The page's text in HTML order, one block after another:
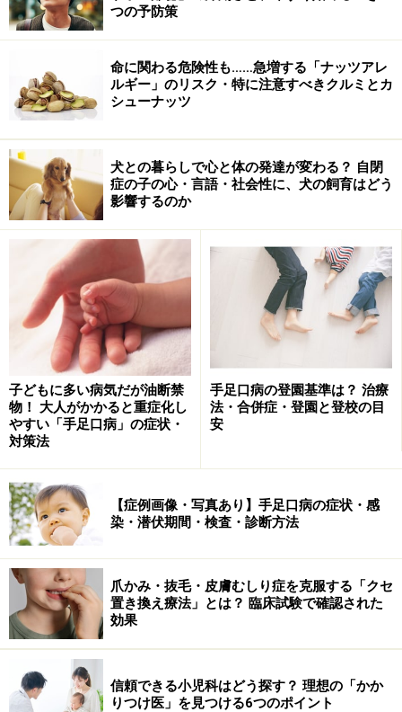
ところが、本来外敵でも何でもないアレルゲンが体の中
に入ったときに免疫系が「これは外敵？」と勘違いして
諸症状が起こるのがアレルギー反応です。この反応が起
こりやすい人をアレルギー体質、またはアトピー素因が
あるといいます。
アレルギーの起こり方
アトピー素因がある人が、全員必ずアレルギーを起こす
わけではありません。何度も繰り返しアレルゲンに接触
することによって、免疫系が「これは敵に違いない」と
誤って学習してしまい（この過程を「感作」といいま
す）、接触したときに症状が出るようになってしまうの
がアレルギーです。
この場合、「接触」とは、粘膜面などへの接触のことを
つの予防策
命に関わる危険性も……急増する「ナッツアレ
ルギー」のリスク・特に注意すべきクルミとカ
シューナッツ
犬との暮らしで心と体の発達が変わる？ 自閉
症の子の心・言語・社会性に、犬の飼育はどう
影響するのか
子どもに多い病気だが油断禁
物！ 大人がかかると重症化し
やすい「手足口病」の症状・
対策法
手足口病の登園基準は？ 治療
法・合併症・登園と登校の目
安
【症例画像・写真あり】手足口病の症状・感
染・潜伏期間・検査・診断方法
爪かみ・抜毛・皮膚むしり症を克服する「クセ
置き換え療法」とは？ 臨床試験で確認された
効果
信頼できる小児科はどう探す？ 理想の「かか
りつけ医」を見つける6つのポイント